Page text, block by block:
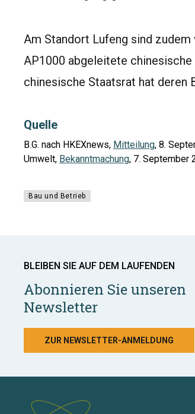
Am Standort Lufeng sind
AP1000 abgeleitete
chinesische Staatsrat hat deren
Quelle
B.G. nach HKEXnews, Mitteilung, 8.
Umwelt, Bekanntmachung, 7. September
Bau und Betrieb
BLEIBEN SIE AUF DEM LAUFENDEN
Abonnieren Sie unseren
Newsletter
ZUR NEWSLETTER-ANMELDUNG